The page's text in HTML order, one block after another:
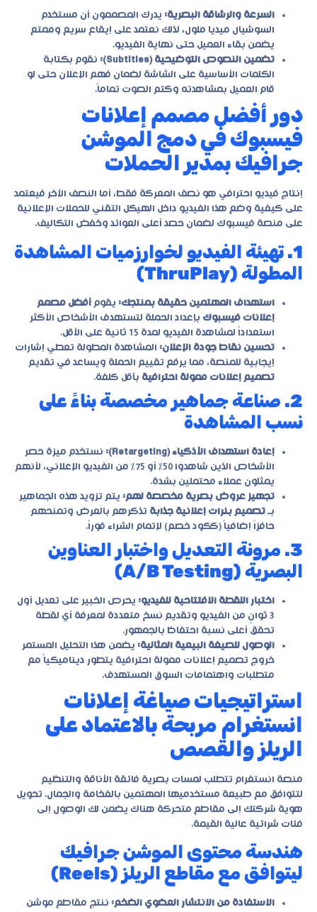
السرعة والرشاقة البصرية: يدرك المصممون أن مستخدم
السوشيال ميديا ملول، لذلك نعتمد على إيقاع سريع وممتع
يضمن بقاء العميل حتى نهاية الفيديو.
تضمين النصوص التوضيحية (Subtitles):
نقوم بكتابة
الكلمات الأساسية على الشاشة لضمان فهم الإعلان حتى لو
قام العميل بمشاهدته وكتم الصوت تماماً.
دور أفضل مصمم إعلانات
فيسبوك في دمج الموشن
جرافيك بمدير الحملات
إنتاج فيديو احترافي هو نصف المعركة فقط، أما النصف الآخر فيعتمد
على كيفية وضع هذا الفيديو داخل الهيكل التقني للحملات الإعلانية
على منصة فيسبوك لضمان حصد أعلى العوائد وخفض التكاليف.
1. تهيئة الفيديو لخوارزميات المشاهدة
المطولة (ThruPlay)
استهداف المهتمين حقيقة بمنتجك: يقوم أفضل مصمم
إعلانات فيسبوك بإعداد الحملة لتستهدف الأشخاص الأكثر
استعداداً لمشاهدة الفيديو لمدة 15 ثانية على الأقل.
تحسين نقاط جودة الإعلان: المشاهدة المطولة تعطي إشارات
إيجابية للمنصة، مما يرفع تقييم الحملة ويساعد في تقديم
تصميم إعلانات ممولة احترافية بأقل كلفة.
2. صناعة جماهير مخصصة بناءً على
نسب المشاهدة
إعادة استهداف الأذكياء (Retargeting):
نستخدم ميزة حصر
الأشخاص الذين شاهدوا 50% أو 75% من الفيديو الإعلاني، لأنهم
يمثلون عملاء محتملين بشدة.
تجهيز عروض بصرية مخصصة لهم: يتم تزويد هذه الجماهير
بـ تصميم بنرات إعلانية جذابة تذكرهم بالعرض وتمنحهم
حافزاً إضافياً (ككود خصم) لإتمام الشراء فوراً.
3. مرونة التعديل واختبار العناوين
البصرية (A/B Testing)
اختبار اللقطة الافتتاحية للفيديو: يحرص الخبير على تعديل أول
3 ثوانٍ من الفيديو وتقديم نسخ متعددة لمعرفة أي لقطة
تحقق أعلى نسبة احتفاظ بالجمهور.
الوصول للصيغة البيعية المثالية: يضمن هذا التحليل المستمر
خروج تصميم إعلانات ممولة احترافية يتطور ديناميكياً مع
متطلبات واهتمامات السوق المستهدف.
استراتيجيات صياغة إعلانات
انستغرام مربحة بالاعتماد على
الريلز والقصص
منصة انستغرام تتطلب لمسات بصرية فائقة الأناقة والتنظيم
لتتوافق مع طبيعة مستخدميها المهتمين بالفخامة والجمال. تحويل
هوية شركتك إلى مقاطع متحركة هناك يضمن لك الوصول إلى
فئات شرائية عالية القيمة.
هندسة محتوى الموشن جرافيك
ليتوافق مع مقاطع الريلز (Reels)
الاستفادة من الانتشار العضوي الضخم: ننتج مقاطع موشن